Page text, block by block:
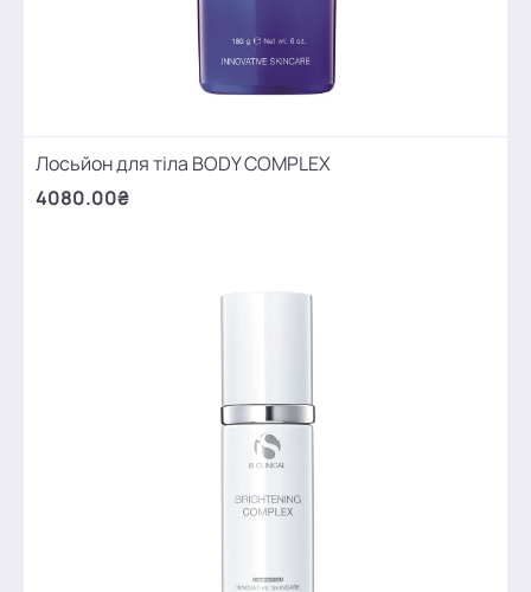
Лосьйон для тіла BODY COMPLEX
4080.00₴